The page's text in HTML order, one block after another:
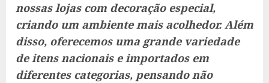
nossas lojas com decoração especial,
criando um ambiente mais acolhedor. Além
disso, oferecemos uma grande variedade
de itens nacionais e importados em
diferentes categorias, pensando não